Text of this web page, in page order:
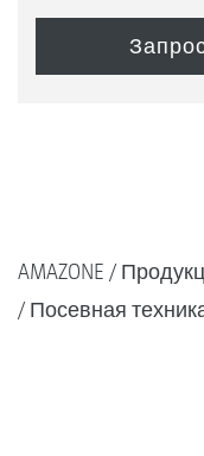
AMAZONE
Посевная